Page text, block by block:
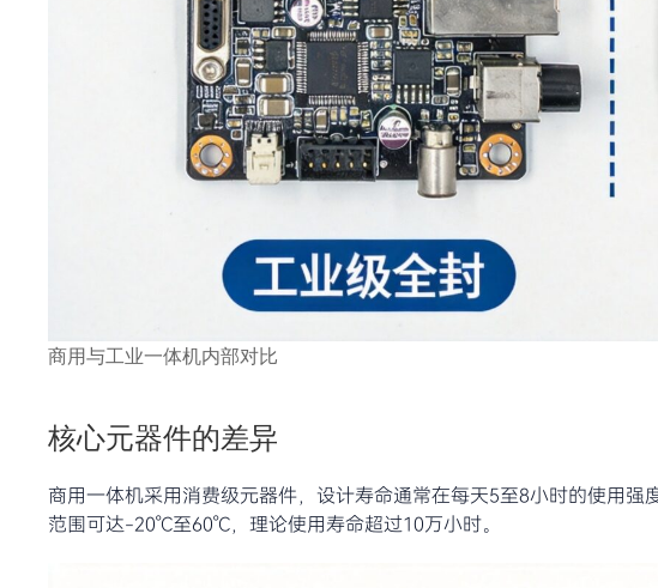
商用与工业一体机内部对比
核心元器件的差异
商用一体机采用消费级元器件，设计寿命通常在每天5至8小时的使用
范围可达-20°C至60°C，理论使用寿命超过10万小时。